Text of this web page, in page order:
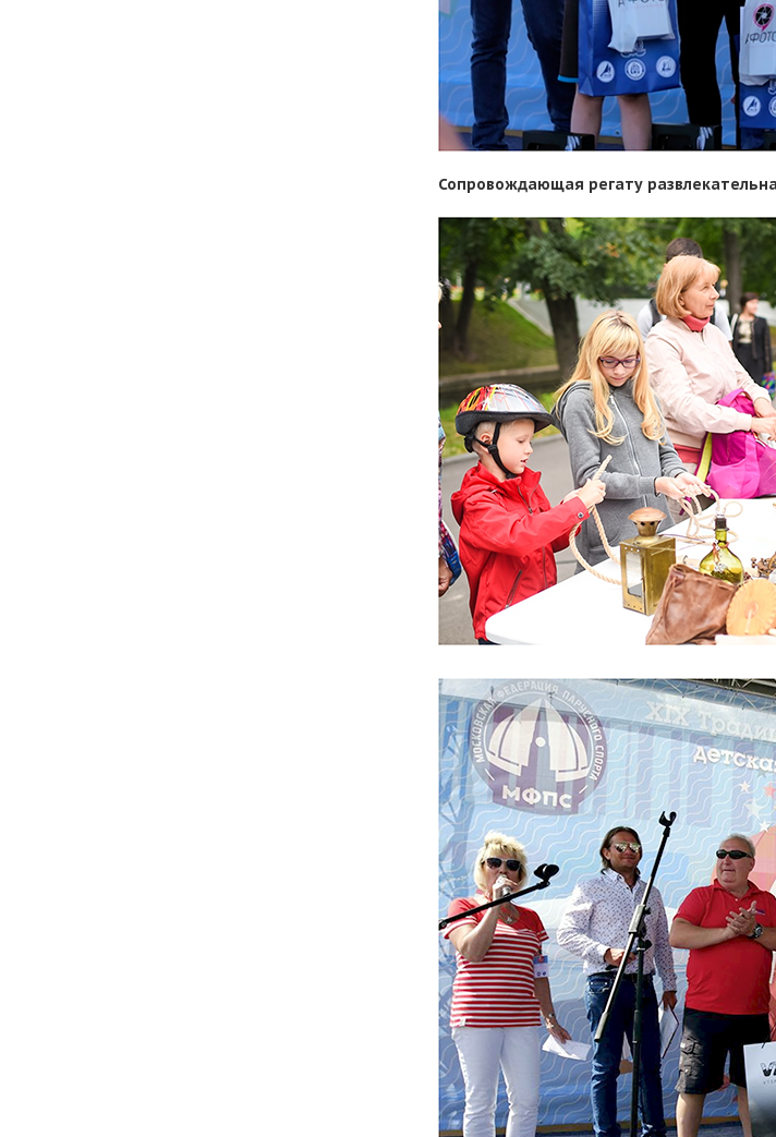
Сопровождающая регату